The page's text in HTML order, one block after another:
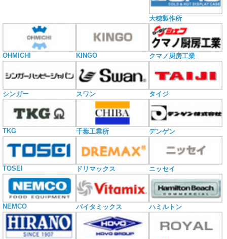
大穂製作所
OHMICHI KINGO クマノ厨房工業
シンガー スワン タイジ
TKG 千葉工業所 デンゲン
TOSEI ドリマックス ニッセイ
NEMCO バイタミックス ハミルトン